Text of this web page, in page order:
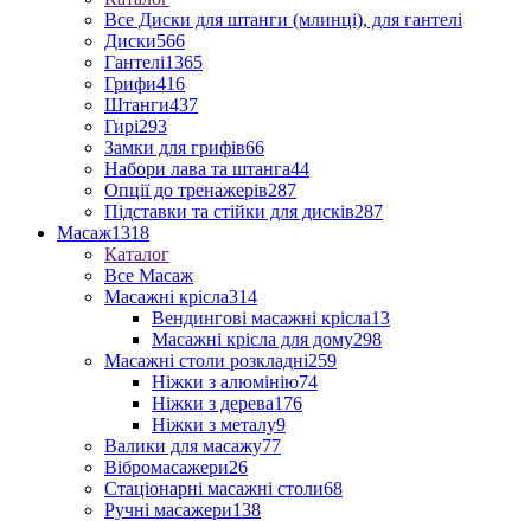
Все Диски для штанги (млинці), для гантелі
Диски566
Гантелі1365
Грифи416
Штанги437
Гирі293
Замки для грифів66
Набори лава та штанга44
Опції до тренажерів287
Підставки та стійки для дисків287
Масаж1318
Каталог
Все Масаж
Масажні крісла314
Вендингові масажні крісла13
Масажні крісла для дому298
Масажні столи розкладні259
Ніжки з алюмінію74
Ніжки з дерева176
Ніжки з металу9
Валики для масажу77
Вібромасажери26
Стаціонарні масажні столи68
Ручні масажери138